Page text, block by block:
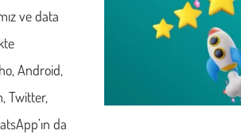
ve data
Android,
Twitter,
da